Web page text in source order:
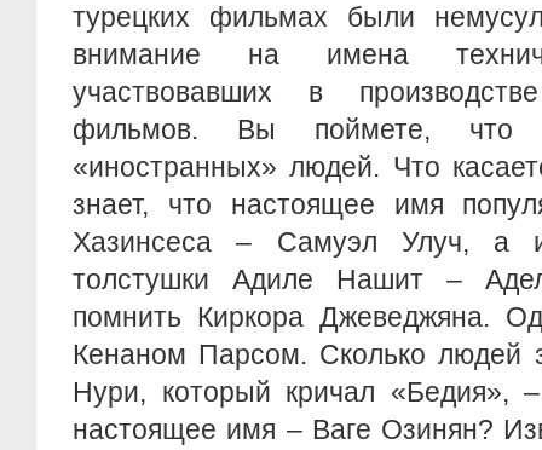
турецких фильмах были
внимание на имена
участвовавших в
фильмов. Вы поймете,
«иностранных» людей. Что
знает, что настоящее имя
Хазинсеса – Самуэл Улуч, а
толстушки Адиле Нашит –
помнить Киркора Джеведжяна.
Кенаном Парсом. Сколько людей
Нури, который кричал «Бедия»,
настоящее имя – Ваге Озинян?